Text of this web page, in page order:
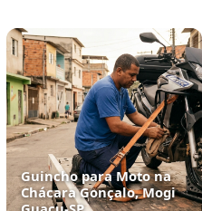
Guincho para Moto na
Chácara Gonçalo, Mogi